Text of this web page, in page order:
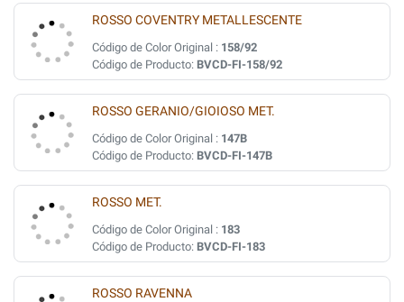
ROSSO COVENTRY METALLESCENTE
Código de Color Original : 158/92
Código de Producto: BVCD-FI-158/92
ROSSO GERANIO/GIOIOSO MET.
Código de Color Original : 147B
Código de Producto: BVCD-FI-147B
ROSSO MET.
Código de Color Original : 183
Código de Producto: BVCD-FI-183
ROSSO RAVENNA